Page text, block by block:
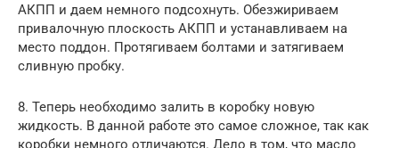
АКПП и даем немного подсохнуть. Обезжириваем
привалочную плоскость АКПП и устанавливаем на
место поддон. Протягиваем болтами и затягиваем
сливную пробку.
8. Теперь необходимо залить в коробку новую
жидкость. В данной работе это самое сложное, так как
коробки немного отличаются. Дело в том, что масло